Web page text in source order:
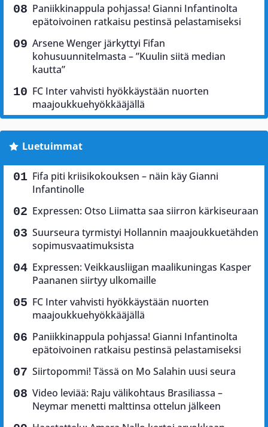
Paniikkinappula pohjassa! Gianni Infantinolta
epätoivoinen ratkaisu pestinsä pelastamiseksi
Arsene Wenger järkyttyi Fifan
kohusuunnitelmasta – ”Kuulin siitä median
kautta”
FC Inter vahvisti hyökkäystään nuorten
maajoukkuehyökkääjällä
Luetuimmat
Fifa piti kriisikokouksen – näin käy Gianni
Infantinolle
Expressen: Otso Liimatta saa siirron kärkiseuraan
Suurseura tyrmistyi Hollannin maajoukkuetähden
sopimusvaatimuksista
Expressen: Veikkausliigan maalikuningas Kasper
Paananen siirtyy ulkomaille
FC Inter vahvisti hyökkäystään nuorten
maajoukkuehyökkääjällä
Paniikkinappula pohjassa! Gianni Infantinolta
epätoivoinen ratkaisu pestinsä pelastamiseksi
Siirtopommi! Tässä on Mo Salahin uusi seura
Video leviää: Raju välikohtaus Brasiliassa –
Neymar menetti malttinsa ottelun jälkeen